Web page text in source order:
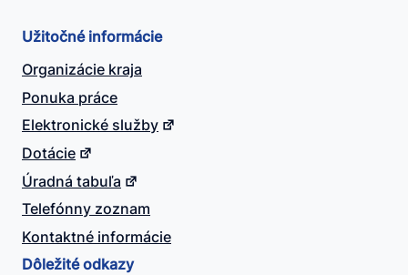
Užitočné informácie
Organizácie kraja
Ponuka práce
Elektronické služby
Dotácie
Úradná tabuľa
Telefónny zoznam
Kontaktné informácie
Dôležité odkazy